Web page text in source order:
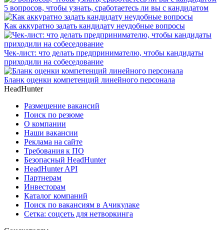
5 вопросов, чтобы узнать, сработаетесь ли вы с кандидатом
Как аккуратно задать кандидату неудобные вопросы
Чек-лист: что делать предпринимателю, чтобы кандидаты
приходили на собеседование
Бланк оценки компетенций линейного персонала
HeadHunter
Размещение вакансий
Поиск по резюме
О компании
Наши вакансии
Реклама на сайте
Требования к ПО
Безопасный HeadHunter
HeadHunter API
Партнерам
Инвесторам
Каталог компаний
Поиск по вакансиям в Ачикулаке
Сетка: соцсеть для нетворкинга